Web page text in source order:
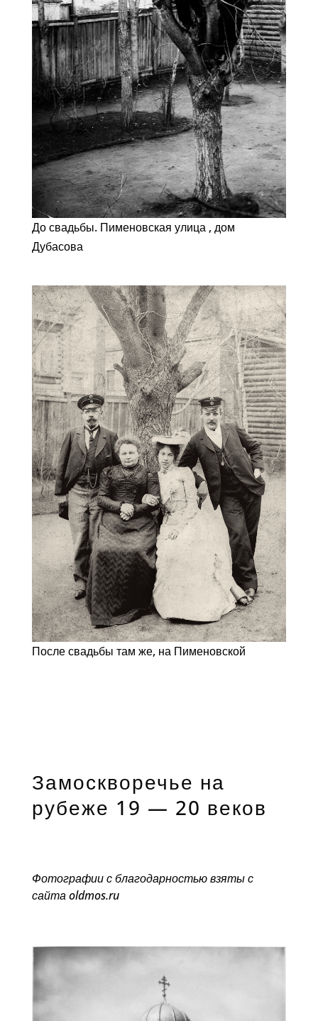
До свадьбы. Пименовская улица , дом
Дубасова
После свадьбы там же, на Пименовской
Замоскворечье на
рубеже 19 — 20 веков
Фотографии с благодарностью взяты с
сайта oldmos.ru